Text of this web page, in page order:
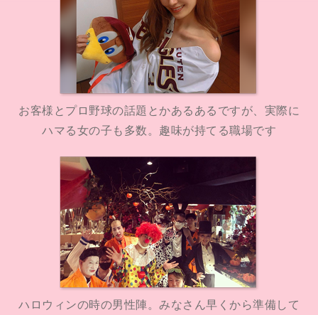
お客様とプロ野球の話題とかあるあるですが、実際に
ハマる女の子も多数。趣味が持てる職場です
ハロウィンの時の男性陣。みなさん早くから準備して